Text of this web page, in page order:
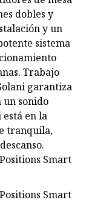
dobles y
y un
sistema
Trabajo
garantiza
un sonido
en la
tranquila,